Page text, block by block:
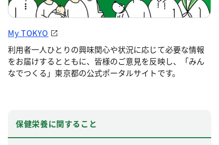
My TOKYO
利用者一人ひとりの興味関心や状況に応じて必要な情報
をお届けするとともに、皆様のご意見を反映し、「みん
なでつくる」東京都の公式ポータルサイトです。
保健栄養に関すること